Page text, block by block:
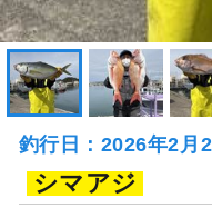
釣行日：2026年2月
シマアジ